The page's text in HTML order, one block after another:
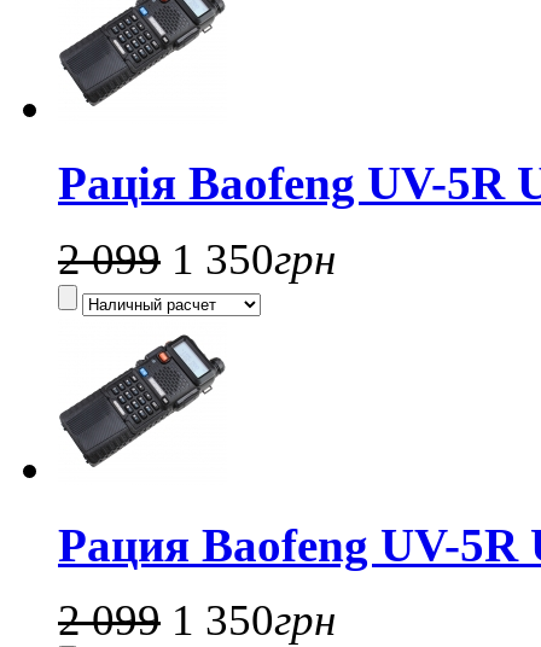
Рація Baofeng UV-5R
2 099 1 350грн
Рация Baofeng UV-5R
2 099 1 350грн